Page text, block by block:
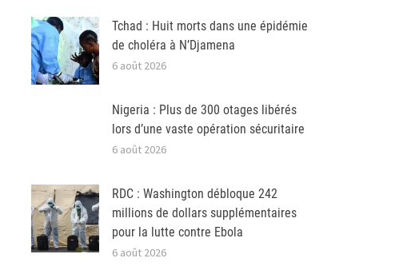
Tchad : Huit morts dans une épidémie
de choléra à N’Djamena
6 août 2026
Nigeria : Plus de 300 otages libérés
lors d’une vaste opération sécuritaire
6 août 2026
RDC : Washington débloque 242
millions de dollars supplémentaires
pour la lutte contre Ebola
6 août 2026